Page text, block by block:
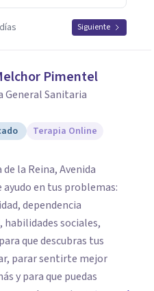
Siguiente
Pimentel
General Sanitaria
Terapia Online
la Reina, Avenida
en tus problemas:
dependencia
sociales,
que descubras tus
parar sentirte mejor
y para que puedas